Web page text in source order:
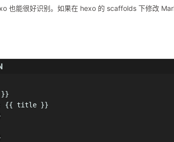
也能很好识别。如果在 hexo 的 scaffolds 下修改
{{ title }}